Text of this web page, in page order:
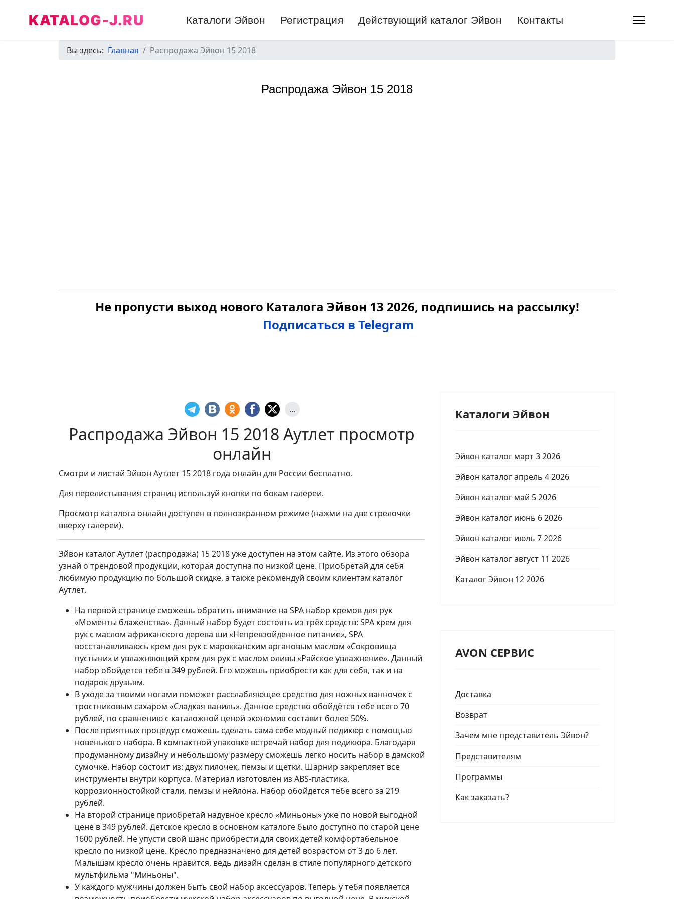
KATALOG-J.RU Каталоги Эйвон Регистрация Действующий каталог Эйвон Контакты
Вы здесь: Главная Распродажа Эйвон 15 2018
Распродажа Эйвон 15 2018
Не пропусти выход нового Каталога Эйвон 13 2026, подпишись на рассылку!
Подписаться в Telegram
...
Распродажа Эйвон 15 2018 Аутлет просмотр
онлайн
Смотри и листай Эйвон Аутлет 15 2018 года онлайн для России бесплатно.
Для перелистывания страниц используй кнопки по бокам галереи.
Просмотр каталога онлайн доступен в полноэкранном режиме (нажми на две стрелочки
вверху галереи).
Эйвон каталог Аутлет (распродажа) 15 2018 уже доступен на этом сайте. Из этого обзора
узнай о трендовой продукции, которая доступна по низкой цене. Приобретай для себя
любимую продукцию по большой скидке, а также рекомендуй своим клиентам каталог
Аутлет.
На первой странице сможешь обратить внимание на SPA набор кремов для рук
«Моменты блаженства». Данный набор будет состоять из трёх средств: SPA крем для
рук с маслом африканского дерева ши «Непревзойденное питание», SPA
восстанавливаюсь крем для рук с марокканским аргановым маслом «Сокровища
пустыни» и увлажняющий крем для рук с маслом оливы «Райское увлажнение». Данный
набор обойдется тебе в 349 рублей. Его можешь приобрести как для себя, так и на
подарок друзьям.
В уходе за твоими ногами поможет расслабляющее средство для ножных ванночек с
тростниковым сахаром «Сладкая ваниль». Данное средство обойдётся тебе всего 70
рублей, по сравнению с каталожной ценой экономия составит более 50%.
После приятных процедур сможешь сделать сама себе модный педикюр с помощью
новенького набора. В компактной упаковке встречай набор для педикюра. Благодаря
продуманному дизайну и небольшому размеру сможешь легко носить набор в дамской
сумочке. Набор состоит из: двух пилочек, пемзы и щётки. Шарнир закрепляет все
инструменты внутри корпуса. Материал изготовлен из ABS-пластика,
коррозионностойкой стали, пемзы и нейлона. Набор обойдётся тебе всего за 219
рублей.
На второй странице приобретай надувное кресло «Миньоны» уже по новой выгодной
цене в 349 рублей. Детское кресло в основном каталоге было доступно по старой цене
1600 рублей. Не упусти свой шанс приобрести для своих детей комфортабельное
кресло по низкой цене. Кресло предназначено для детей возрастом от 3 до 6 лет.
Малышам кресло очень нравится, ведь дизайн сделан в стиле популярного детского
мультфильма "Миньоны".
У каждого мужчины должен быть свой набор аксессуаров. Теперь у тебя появляется
Каталоги Эйвон
Эйвон каталог март 3 2026
Эйвон каталог апрель 4 2026
Эйвон каталог май 5 2026
Эйвон каталог июнь 6 2026
Эйвон каталог июль 7 2026
Эйвон каталог август 11 2026
Каталог Эйвон 12 2026
AVON СЕРВИС
Доставка
Возврат
Зачем мне представитель Эйвон?
Представителям
Программы
Как заказать?